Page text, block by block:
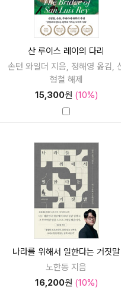
산 루이스 레이의 다리
손턴 와일더 지음, 정해영 옮김,
형철 해제
15,300원 (10%)
나라를 위해서 일한다는 거짓말
노한동 지음
16,200원 (10%)